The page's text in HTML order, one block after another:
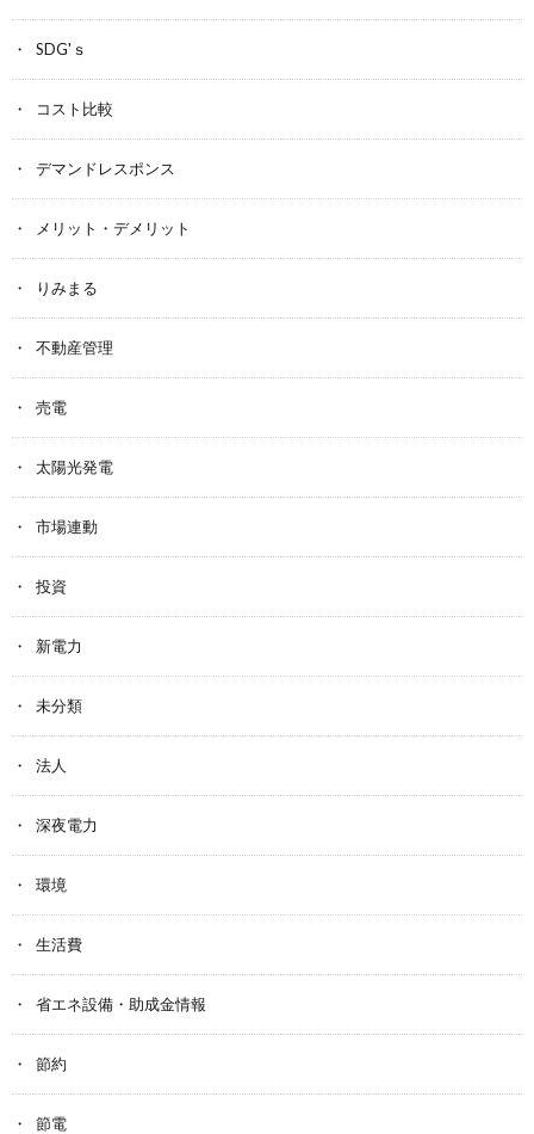
SDG'ｓ
コスト比較
デマンドレスポンス
メリット・デメリット
りみまる
不動産管理
売電
太陽光発電
市場連動
投資
新電力
未分類
法人
深夜電力
環境
生活費
省エネ設備・助成金情報
節約
節電